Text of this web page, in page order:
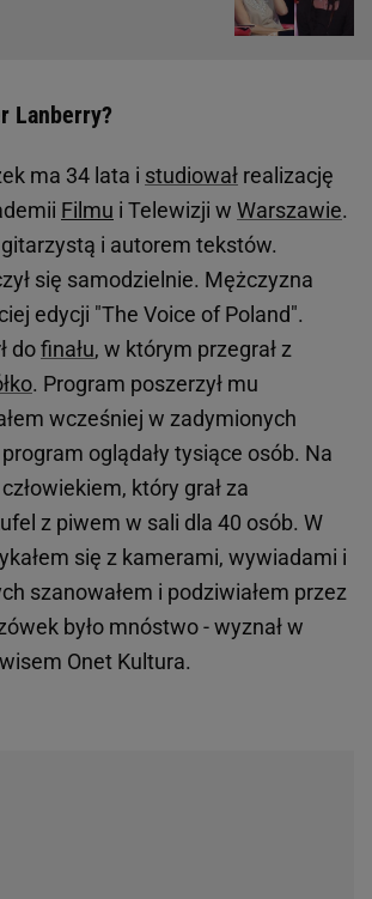
Lanberry?
ma 34 lata i studiował realizację
Filmu i Telewizji w Warszawie.
i autorem tekstów.
się samodzielnie. Mężczyzna
edycji "The Voice of Poland".
dofinału, w którym przegrał z
. Program poszerzył mu
wcześniej w zadymionych
oglądały tysiące osób. Na
który grał za
z piwem w sali dla 40 osób. W
się z kamerami, wywiadami i
szanowałem i podziwiałem przez
było mnóstwo - wyznał w
Onet Kultura.